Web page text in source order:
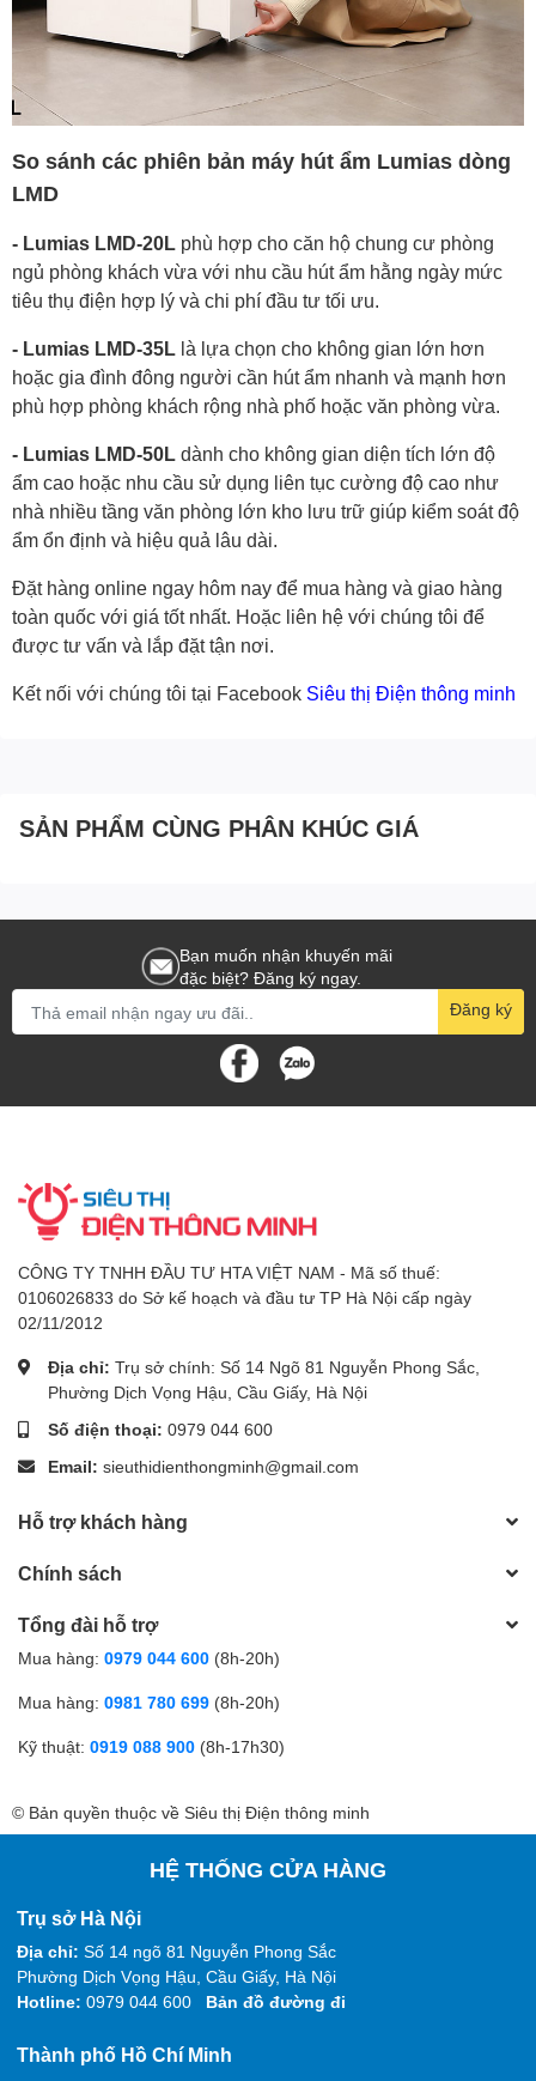
So sánh các phiên bản máy hút ẩm Lumias dòng
LMD
- Lumias LMD-20L phù hợp cho căn hộ chung cư phòng
ngủ phòng khách vừa với nhu cầu hút ẩm hằng ngày mức
tiêu thụ điện hợp lý và chi phí đầu tư tối ưu.
- Lumias LMD-35L là lựa chọn cho không gian lớn hơn
hoặc gia đình đông người cần hút ẩm nhanh và mạnh hơn
phù hợp phòng khách rộng nhà phố hoặc văn phòng vừa.
- Lumias LMD-50L dành cho không gian diện tích lớn độ
ẩm cao hoặc nhu cầu sử dụng liên tục cường độ cao như
nhà nhiều tầng văn phòng lớn kho lưu trữ giúp kiểm soát độ
ẩm ổn định và hiệu quả lâu dài.
Đặt hàng online ngay hôm nay để mua hàng và giao hàng
toàn quốc với giá tốt nhất. Hoặc liên hệ với chúng tôi để
được tư vấn và lắp đặt tận nơi.
Kết nối với chúng tôi tại Facebook Siêu thị Điện thông minh
SẢN PHẨM CÙNG PHÂN KHÚC GIÁ
Bạn muốn nhận khuyến mãi
đặc biệt? Đăng ký ngay.
Đăng ký
CÔNG TY TNHH ĐẦU TƯ HTA VIỆT NAM - Mã số thuế:
0106026833 do Sở kế hoạch và đầu tư TP Hà Nội cấp ngày
02/11/2012
Địa chỉ: Trụ sở chính: Số 14 Ngõ 81 Nguyễn Phong Sắc,
Phường Dịch Vọng Hậu, Cầu Giấy, Hà Nội
Số điện thoại: 0979 044 600
Email: sieuthidienthongminh@gmail.com
Hỗ trợ khách hàng
Chính sách
Tổng đài hỗ trợ
Mua hàng: 0979 044 600 (8h-20h)
Mua hàng: 0981 780 699 (8h-20h)
Kỹ thuật: 0919 088 900 (8h-17h30)
© Bản quyền thuộc về Siêu thị Điện thông minh
HỆ THỐNG CỬA HÀNG
Trụ sở Hà Nội
Địa chỉ: Số 14 ngõ 81 Nguyễn Phong Sắc
Phường Dịch Vọng Hậu, Cầu Giấy, Hà Nội
Hotline: 0979 044 600 Bản đồ đường đi
Thành phố Hồ Chí Minh